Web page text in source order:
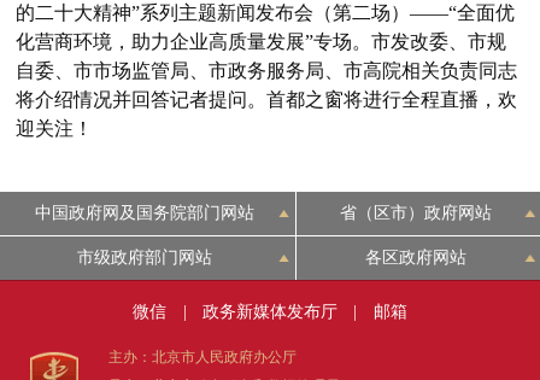
的二十大精神”系列主题新闻发布会（第二场）——“全面优
化营商环境，助力企业高质量发展”专场。市发改委、市规
自委、市市场监管局、市政务服务局、市高院相关负责同志
将介绍情况并回答记者提问。首都之窗将进行全程直播，欢
迎关注！
中国政府网及国务院部门网站 省（区市）政府网站
市级政府部门网站 各区政府网站
微信 政务新媒体发布厅 邮箱
主办：北京市人民政府办公厅